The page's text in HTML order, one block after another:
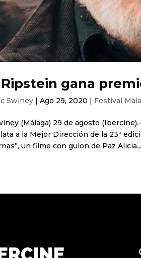
gana
Swiney |Ago 29, 2020 | Festival
(Málaga) 29 de agosto
a la Mejor Dirección de la 23ª
un filme con guion de Paz Alicia...